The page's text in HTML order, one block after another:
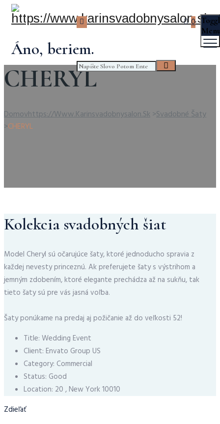
Áno, beriem.
0
CHERYL
DomovHttps://www.karinsvadobnysalon.sk>Svadobné Šaty
>CHERYL
Kolekcia svadobných šiat
Model Cheryl sú očarujúce šaty, ktoré jednoducho spravia z
každej nevesty princeznú. Ak preferujete šaty s výstrihom a
jemným zdobením, ktoré elegante prechádza až na sukňu, tak
tieto šaty sú pre vás jasná voľba.
Šaty ponúkame na predaj aj požičanie až do veľkosti 52!
Title: Wedding Event
Client: Envato Group US
Category: Commercial
Status: Good
Location: 20 , New York 10010
Zdieľať